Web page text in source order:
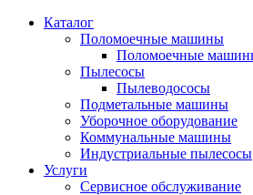
Каталог
Поломоечные машины
Поломоечные
Пылесосы
Пылеводососы
Подметальные машины
Уборочное оборудование
Коммунальные машины
Индустриальные пылесосы
Услуги
Сервисное обслуживание